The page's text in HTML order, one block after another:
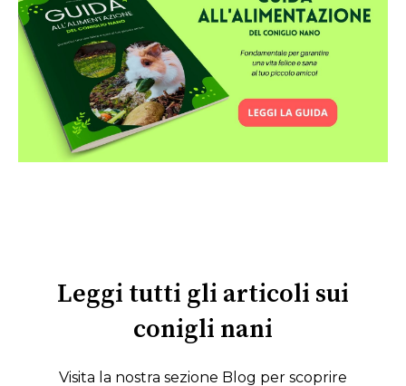
Leggi tutti gli articoli sui
conigli nani
Visita la nostra sezione Blog per scoprire